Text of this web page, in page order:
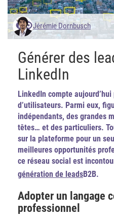
Jérémie Dornbusch
Générer des
LinkedIn
LinkedIn compte
d’utilisateurs. Parmi eux,
indépendants, des grandes
têtes… et des particuliers.
sur la plateforme pour un
meilleures opportunités
ce réseau social est
génération de leadsB2B.
Adopter un langage
professionnel